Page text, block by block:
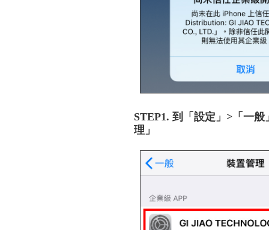
STEP1. 到「設定」>「一
理」